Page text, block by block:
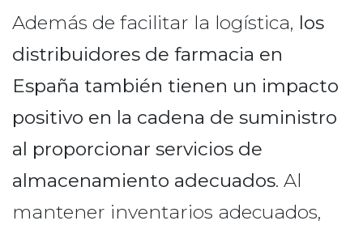
Además de facilitar la logística, los
distribuidores de farmacia en
España también tienen un impacto
positivo en la cadena de suministro
al proporcionar servicios de
almacenamiento adecuados. Al
mantener inventarios adecuados,